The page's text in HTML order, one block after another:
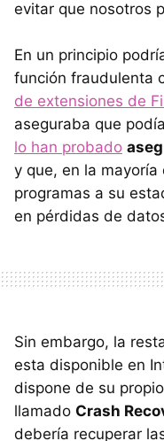
evitar que nosotros
En un principio
función fraudulenta
de extensiones de
aseguraba que
lo han probado
y que, en la
programas a su
en pérdidas de
Sin embargo, la
esta disponible en
dispone de su
llamado Crash
debería recuperar